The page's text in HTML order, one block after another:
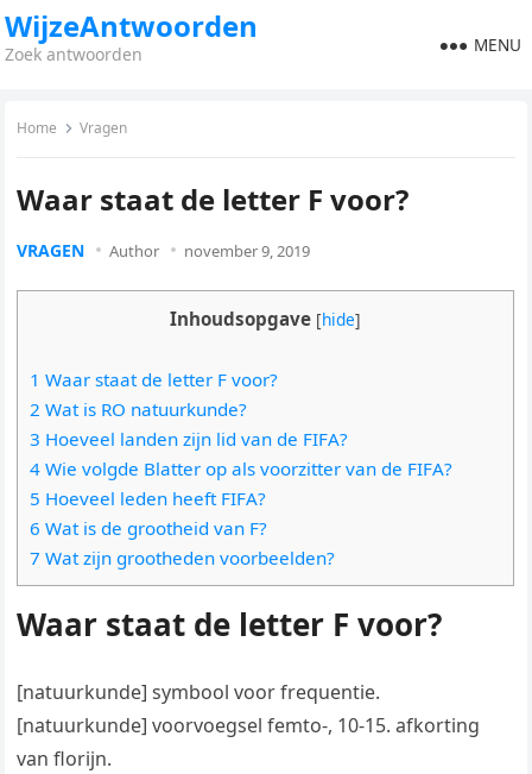
WijzeAntwoorden
Zoek antwoorden MENU
Home Vragen
Waar staat de letter F voor?
VRAGEN Author november 9, 2019
Inhoudsopgave [hide]
1 Waar staat de letter F voor?
2 Wat is RO natuurkunde?
3 Hoeveel landen zijn lid van de FIFA?
4 Wie volgde Blatter op als voorzitter van de FIFA?
5 Hoeveel leden heeft FIFA?
6 Wat is de grootheid van F?
7 Wat zijn grootheden voorbeelden?
Waar staat de letter F voor?
[natuurkunde] symbool voor frequentie.
[natuurkunde] voorvoegsel femto-, 10-15. afkorting
van florijn.